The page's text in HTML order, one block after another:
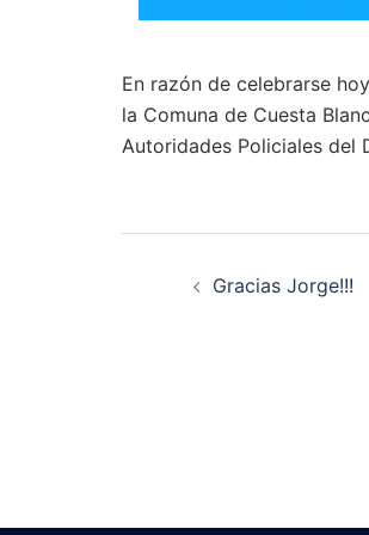
En razón de celebrarse
la Comuna de Cuesta
Autoridades Policiales del
Gracias Jorge!!!